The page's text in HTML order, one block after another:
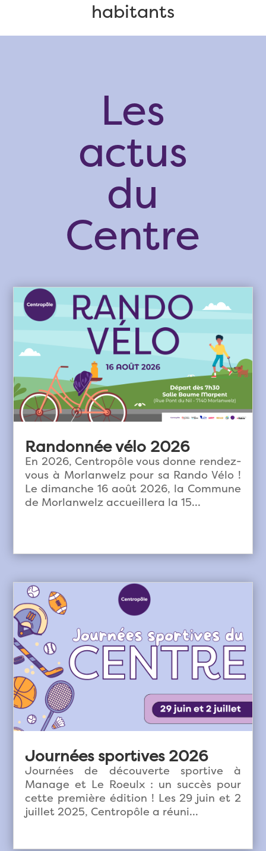
habitants
Les
actus
du
Centre
Randonnée vélo 2026
En 2026, Centropôle vous donne rendez-
vous à Morlanwelz pour sa Rando Vélo !
Le dimanche 16 août 2026, la Commune
de Morlanwelz accueillera la 15...
Journées sportives 2026
Journées de découverte sportive à
Manage et Le Roeulx : un succès pour
cette première édition ! Les 29 juin et 2
juillet 2025, Centropôle a réuni...